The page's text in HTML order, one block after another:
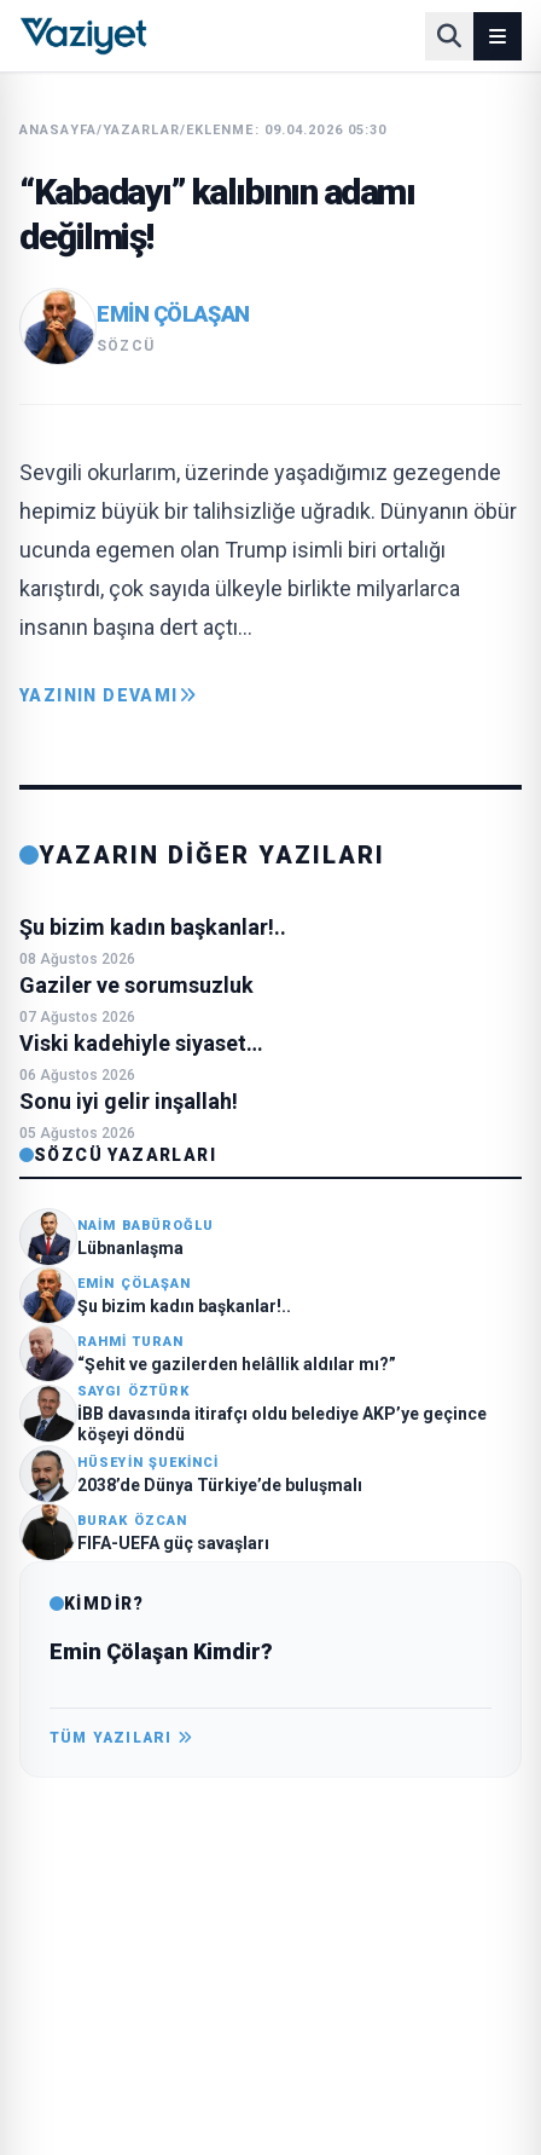
ANASAYFA/YAZARLAR/EKLENME: 09.04.2026 05:30
“Kabadayı” kalıbının adamı
değilmiş!
EMIN ÇÖLAŞAN
SÖZCÜ
Sevgili okurlarım, üzerinde yaşadığımız gezegende
hepimiz büyük bir talihsizliğe uğradık. Dünyanın öbür
ucunda egemen olan Trump isimli biri ortalığı
karıştırdı, çok sayıda ülkeyle birlikte milyarlarca
insanın başına dert açtı…
YAZININ DEVAMI
YAZARIN DİĞER YAZILARI
Şu bizim kadın başkanlar!..
08 Ağustos 2026
Gaziler ve sorumsuzluk
07 Ağustos 2026
Viski kadehiyle siyaset…
06 Ağustos 2026
Sonu iyi gelir inşallah!
05 Ağustos 2026
SÖZCÜ YAZARLARI
NAIM BABÜROĞLU
Lübnanlaşma
EMIN ÇÖLAŞAN
Şu bizim kadın başkanlar!..
RAHMI TURAN
“Şehit ve gazilerden helâllik aldılar mı?”
SAYGI ÖZTÜRK
İBB davasında itirafçı oldu belediye AKP’ye geçince
köşeyi döndü
HÜSEYIN ŞUEKINCI
2038’de Dünya Türkiye’de buluşmalı
BURAK ÖZCAN
FIFA-UEFA güç savaşları
KİMDİR?
Emin Çölaşan Kimdir?
TÜM YAZILARI